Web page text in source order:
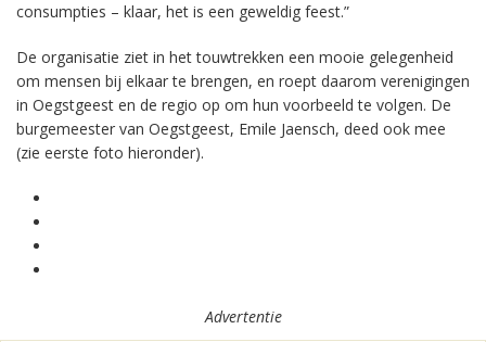
consumpties – klaar, het is een geweldig feest.”
De organisatie ziet in het touwtrekken een mooie gelegenheid
om mensen bij elkaar te brengen, en roept daarom verenigingen
in Oegstgeest en de regio op om hun voorbeeld te volgen. De
burgemeester van Oegstgeest, Emile Jaensch, deed ook mee
(zie eerste foto hieronder).
Advertentie